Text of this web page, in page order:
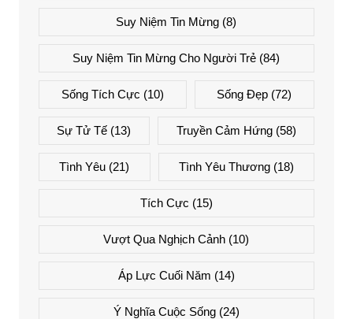
Suy Niệm Tin Mừng (8)
Suy Niệm Tin Mừng Cho Người Trẻ (84)
Sống Tích Cực (10) Sống Đẹp (72)
Sự Tử Tế (13) Truyền Cảm Hứng(58)
Tình Yêu (21) Tình Yêu Thương(18)
Tích Cực (15)
Vượt Qua Nghịch Cảnh (10)
Áp Lực Cuối Năm (14)
Ý Nghĩa Cuộc Sống(24)